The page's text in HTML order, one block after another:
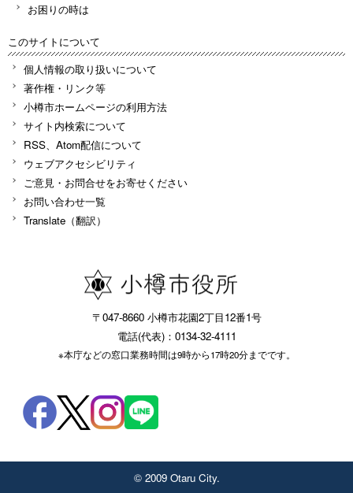
お困りの時は
このサイトについて
個人情報の取り扱いについて
著作権・リンク等
小樽市ホームページの利用方法
サイト内検索について
RSS、Atom配信について
ウェブアクセシビリティ
ご意見・お問合せをお寄せください
お問い合わせ一覧
Translate（翻訳）
〒047-8660 小樽市花園2丁目12番1号
電話(代表)：0134-32-4111
※本庁などの窓口業務時間は9時から17時20分までです。
© 2009 Otaru City.